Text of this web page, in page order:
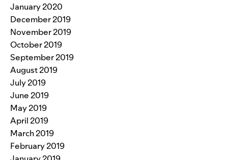
January 2020
December 2019
November 2019
October 2019
September 2019
August 2019
July 2019
June 2019
May 2019
April 2019
March 2019
February 2019